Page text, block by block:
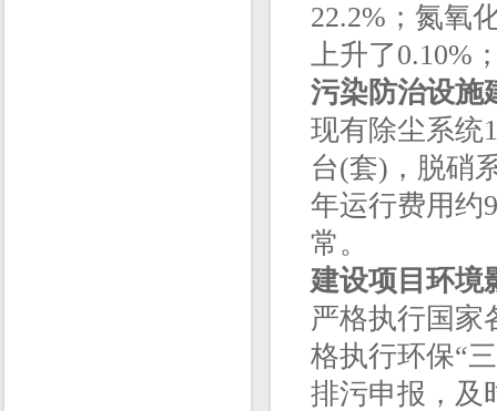
22.2%；氮氧
上升了0.10%
污染防治设施
现有除尘系统
台(套)，脱硝
年运行费用约
常。
建设项目环境
严格执行国家
格执行环保“
排污申报，及